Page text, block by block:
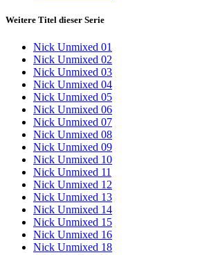
Weitere Titel dieser Serie
Nick Unmixed 01
Nick Unmixed 02
Nick Unmixed 03
Nick Unmixed 04
Nick Unmixed 05
Nick Unmixed 06
Nick Unmixed 07
Nick Unmixed 08
Nick Unmixed 09
Nick Unmixed 10
Nick Unmixed 11
Nick Unmixed 12
Nick Unmixed 13
Nick Unmixed 14
Nick Unmixed 15
Nick Unmixed 16
Nick Unmixed 18